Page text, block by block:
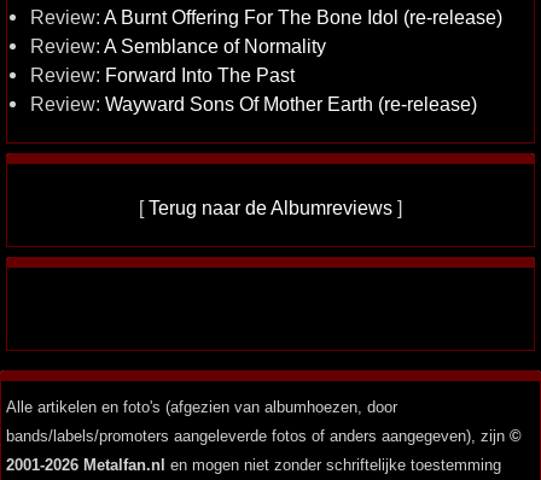
Review: A Burnt Offering For The Bone Idol (re-release)
Review: A Semblance of Normality
Review: Forward Into The Past
Review: Wayward Sons Of Mother Earth (re-release)
[Terug naar de Albumreviews ]
Alle artikelen en foto's (afgezien van albumhoezen, door
bands/labels/promoters aangeleverde fotos of anders aangegeven), zijn ©
2001-2026 Metalfan.nl en mogen niet zonder schriftelijke toestemming